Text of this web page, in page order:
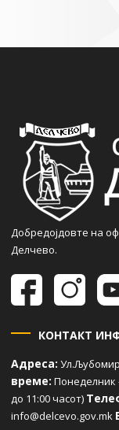
Добредојдовте на
Делчево.
КОНТАКТ
Адреса:
време: Понеделник
до 11:00 часот)
info@delcevo.gov.mk